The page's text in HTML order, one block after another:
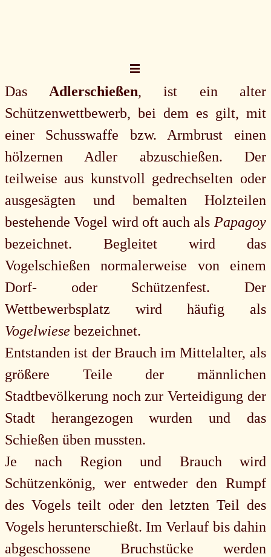
Menü überspringen
Das Adlerschießen, ist ein alter
Schützenwettbewerb, bei dem es gilt, mit
einer Schusswaffe bzw. Armbrust einen
hölzernen Adler abzuschießen. Der
teilweise aus kunstvoll gedrechselten oder
ausgesägten und bemalten Holzteilen
bestehende Vogel wird oft auch als Papagoy
bezeichnet. Begleitet wird das
Vogelschießen normalerweise von einem
Dorf- oder Schützenfest. Der
Wettbewerbsplatz wird häufig als
Vogelwiese bezeichnet.
Entstanden ist der Brauch im Mittelalter, als
größere Teile der männlichen
Stadtbevölkerung noch zur Verteidigung der
Stadt herangezogen wurden und das
Schießen üben mussten.
Je nach Region und Brauch wird
Schützenkönig, wer entweder den Rumpf
des Vogels teilt oder den letzten Teil des
Vogels herunterschießt. Im Verlauf bis dahin
abgeschossene Bruchstücke werden